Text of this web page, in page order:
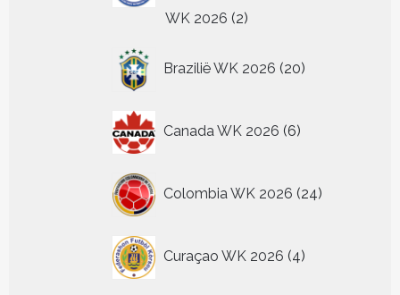
WK 2026 22
Brazilië WK 2026 20
producten
Canada WK 2026 6
producten
Colombia WK 2026 24
producten
Curaçao WK 2026 4
producten